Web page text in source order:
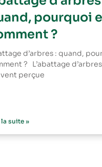
pourquoi
?
d’arbres : quand,
? L’abattage
perçue
la suite »